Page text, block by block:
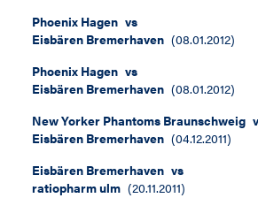
Phoenix Hagen vs
Eisbären Bremerhaven (08.01.2012)
Phoenix Hagen vs
Eisbären Bremerhaven (08.01.2012)
New Yorker Phantoms Braunschweig
Eisbären Bremerhaven (04.12.2011)
Eisbären Bremerhaven vs
ratiopharm ulm (20.11.2011)